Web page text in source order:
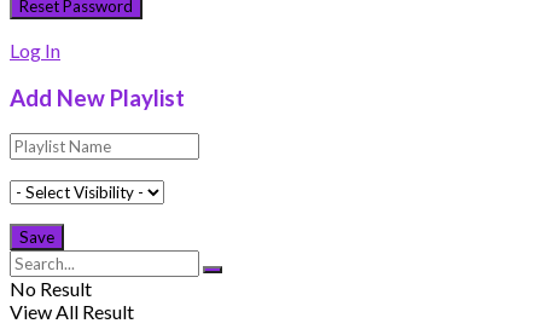
Log In
Add New Playlist
No Result
View All Result